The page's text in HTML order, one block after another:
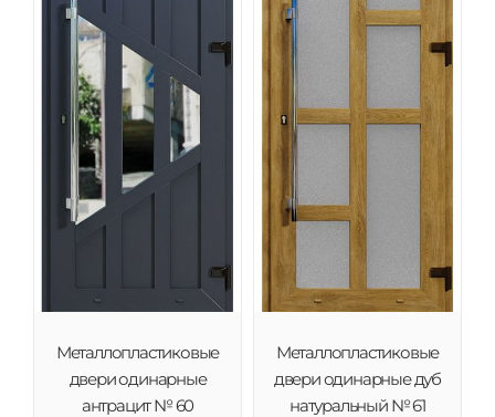
Металлопластиковые
двери одинарные
антрацит № 60
Металлопластиковые
двери одинарные дуб
натуральный № 61